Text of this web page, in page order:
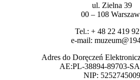
ul. Zielna 39
00 – 108
Tel.: + 48 22 419
e-mail:
Adres do Doręczeń
AE:PL-38894-89703-
NIP: 5252745009